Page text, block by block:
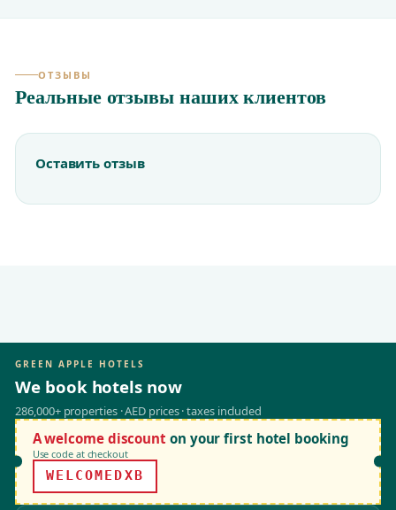
ОТЗЫВЫ
Реальные отзывы наших клиентов
Оставить отзыв
GREEN APPLE HOTELS
We book hotels now
286,000+ properties · AED prices · taxes included
A welcome discount on your first hotel booking
Use code at checkout
WELCOMEDXB